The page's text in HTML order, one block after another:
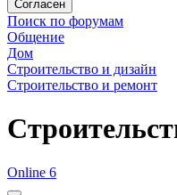
Согласен
Поиск по форумам
Общение
Дом
Строительство и дизайн
Строительство и ремонт
Online 6